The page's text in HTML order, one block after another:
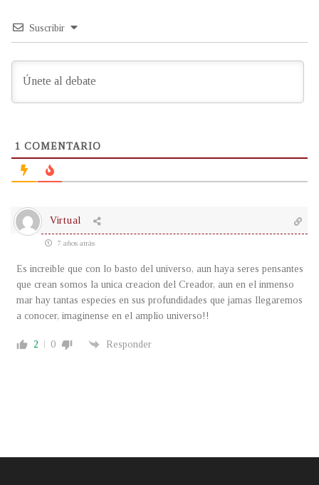
Suscribir
1 COMENTARIO
Virtual
7 años atrás
Es increible que con lo basto del universo, aun haya seres pensantes
que crean somos la unica creacion del Creador, aun en el inmenso
mar hay tantas especies en sus profundidades que jamas llegaremos
a conocer, imaginense en el amplio universo!!
2 0 Responder